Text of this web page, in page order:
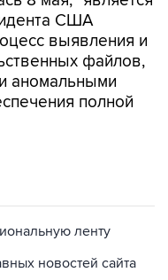
США
выявления и
файлов,
аномальными
полной
ленту
новостей сайта